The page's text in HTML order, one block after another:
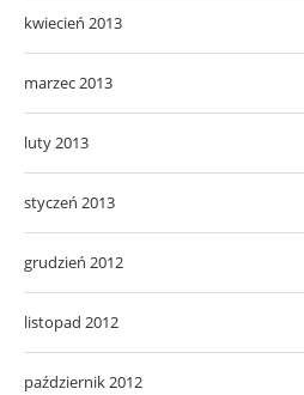
kwiecień 2013
marzec 2013
luty 2013
styczeń 2013
grudzień 2012
listopad 2012
październik 2012